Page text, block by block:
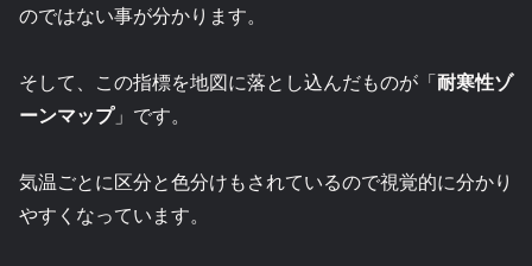
のではない事が分かります。
そして、この指標を地図に落とし込んだものが「耐寒性ゾ
ーンマップ」です。
気温ごとに区分と色分けもされているので視覚的に分かり
やすくなっています。